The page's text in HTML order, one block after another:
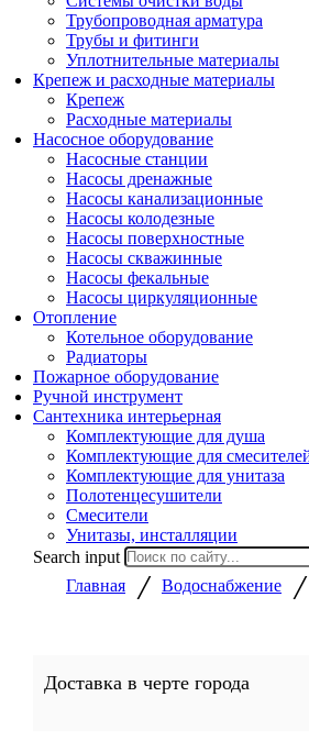
Трубопроводная арматура
Трубы и фитинги
Уплотнительные материалы
Крепеж и расходные материалы
Крепеж
Расходные материалы
Насосное оборудование
Насосные станции
Насосы дренажные
Насосы канализационные
Насосы колодезные
Насосы поверхностные
Насосы скважинные
Насосы фекальные
Насосы циркуляционные
Отопление
Котельное оборудование
Радиаторы
Пожарное оборудование
Ручной инструмент
Сантехника интерьерная
Комплектующие для душа
Комплектующие для
Комплектующие для унитаза
Полотенцесушители
Смесители
Унитазы, инсталляции
Search input
Главная / Водоснабжение /
Доставка в черте города